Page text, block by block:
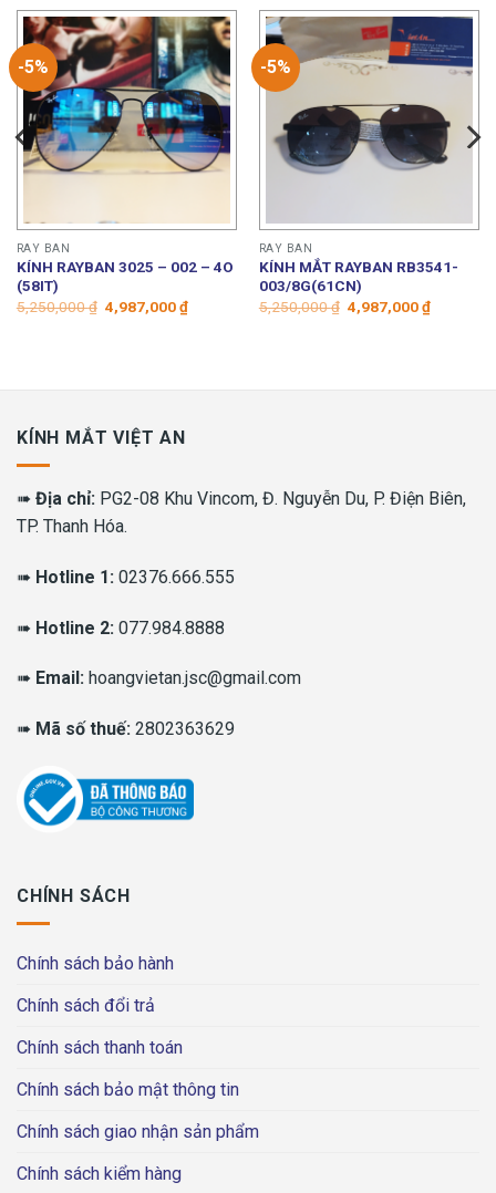
-5%
RAY BAN
KÍNH RAYBAN 3025 – 002 – 4O
(58IT)
5,250,000₫ Giá
gốc
4,987,000₫Giá
hiện
-5%
RAY BAN
KÍNH MẮT RAYBAN RB3541-
003/8G(61CN)
5,250,000₫ Giá
gốc
4,987,000₫Giá
hiện
KÍNH MẮT VIỆT AN
➠ Địa chỉ: PG2-08 Khu Vincom, Đ. Nguyễn Du, P. Điện Biên,
TP. Thanh Hóa.
➠ Hotline 1: 02376.666.555
➠ Hotline 2: 077.984.8888
➠ Email: hoangvietan.jsc@gmail.com
➠ Mã số thuế: 2802363629
CHÍNH SÁCH
Chính sách bảo hành
Chính sách đổi trả
Chính sách thanh toán
Chính sách bảo mật thông tin
Chính sách giao nhận sản phẩm
Chính sách kiểm hàng